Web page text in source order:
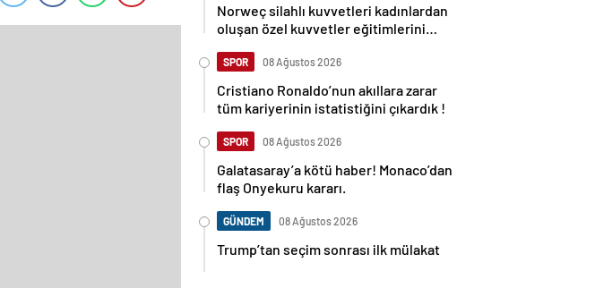
Norweç silahlı kuvvetleri kadınlardan
oluşan özel kuvvetler eğitimlerini
SPOR 08 Ağustos 2026
Cristiano Ronaldo’nun akıllara zarar
tüm kariyerinin istatistiğini çıkardık !
SPOR 08 Ağustos 2026
Galatasaray’a kötü haber! Monaco’dan
flaş Onyekuru kararı.
GÜNDEM 08 Ağustos 2026
Trump’tan seçim sonrası ilk mülakat